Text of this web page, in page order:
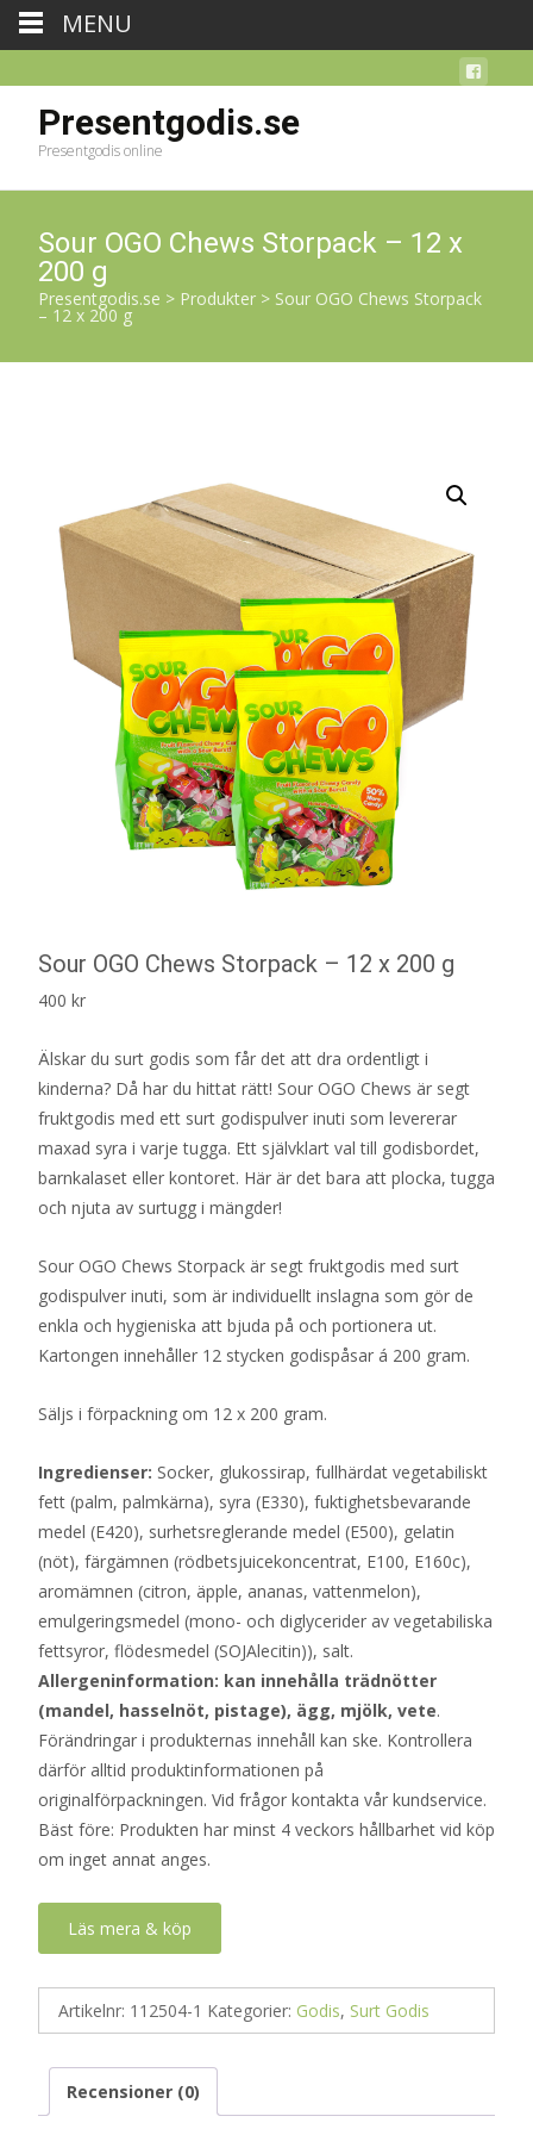
Presentgodis.se
Presentgodis online
Sour OGO Chews Storpack – 12 x
200 g
Presentgodis.se > Produkter > Sour OGO Chews Storpack
– 12 x 200 g
Sour OGO Chews Storpack – 12 x 200 g
400 kr
Älskar du surt godis som får det att dra ordentligt i
kinderna? Då har du hittat rätt! Sour OGO Chews är segt
fruktgodis med ett surt godispulver inuti som levererar
maxad syra i varje tugga. Ett självklart val till godisbordet,
barnkalaset eller kontoret. Här är det bara att plocka, tugga
och njuta av surtugg i mängder!
Sour OGO Chews Storpack är segt fruktgodis med surt
godispulver inuti, som är individuellt inslagna som gör de
enkla och hygieniska att bjuda på och portionera ut.
Kartongen innehåller 12 stycken godispåsar á 200 gram.
Säljs i förpackning om 12 x 200 gram.
Ingredienser: Socker, glukossirap, fullhärdat vegetabiliskt
fett (palm, palmkärna), syra (E330), fuktighetsbevarande
medel (E420), surhetsreglerande medel (E500), gelatin
(nöt), färgämnen (rödbetsjuicekoncentrat, E100, E160c),
aromämnen (citron, äpple, ananas, vattenmelon),
emulgeringsmedel (mono- och diglycerider av vegetabiliska
fettsyror, flödesmedel (SOJAlecitin)), salt.
Allergeninformation: kan innehålla trädnötter
(mandel, hasselnöt, pistage), ägg, mjölk, vete.
Förändringar i produkternas innehåll kan ske. Kontrollera
därför alltid produktinformationen på
originalförpackningen. Vid frågor kontakta vår kundservice.
Bäst före: Produkten har minst 4 veckors hållbarhet vid köp
om inget annat anges.
Läs mera & köp
Artikelnr: 112504-1 Kategorier: Godis, Surt Godis
Recensioner (0)
MENU